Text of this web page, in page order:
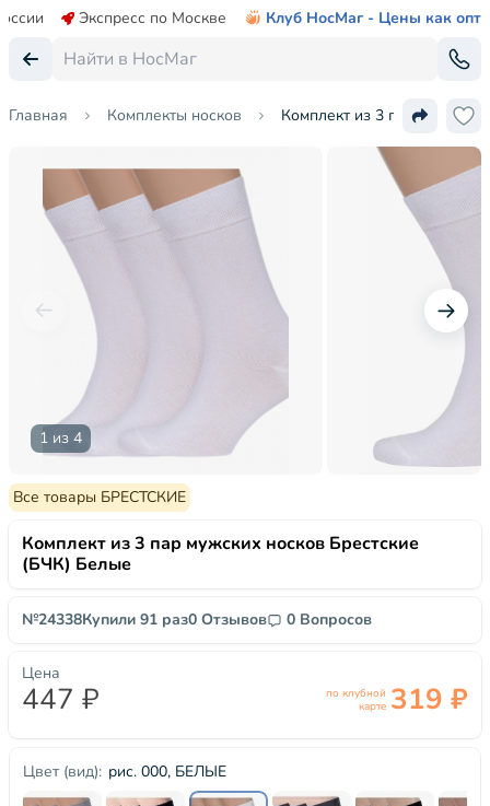
Экспресс по Москве Клуб НосМаг - Цены как опт
Главная Комплекты носков Комплект из 3 пар мужских
1 из 4
Все товары БРЕСТСКИЕ
Комплект из 3 пар мужских носков Брестские
(БЧК) Белые
№24338Купили 91 раз0 Отзывов 0 Вопросов
Цвет (вид): рис. 000, БЕЛЫЕ
Цена
447 ₽
по клубной
карте 319 ₽